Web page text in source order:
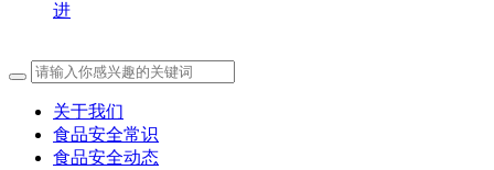
进
关于我们
食品安全常识
食品安全动态